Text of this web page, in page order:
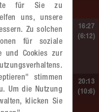
16:27
(6:12)
20:13
(10:6)
für Sie zu
uns, unsere
Zu solchen
für soziale
und Cookies zur
stimmen
Um die Nutzung
klicken Sie